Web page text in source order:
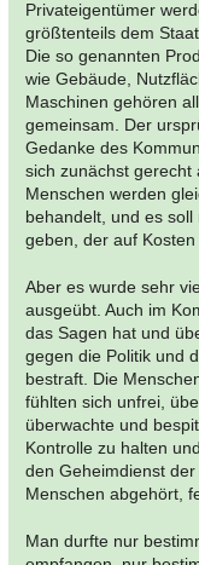
Privateigentümer
größtenteils dem
Die so genannten
wie Gebäude,
Maschinen gehören
gemeinsam. Der
Gedanke des
sich zunächst gerecht
Menschen werden
behandelt, und es soll
geben, der auf
Aber es wurde sehr
ausgeübt. Auch im
das Sagen hat und
gegen die Politik und
bestraft. Die
fühlten sich unfrei,
überwachte und
Kontrolle zu halten
den Geheimdienst
Menschen abgehört,
Man durfte nur